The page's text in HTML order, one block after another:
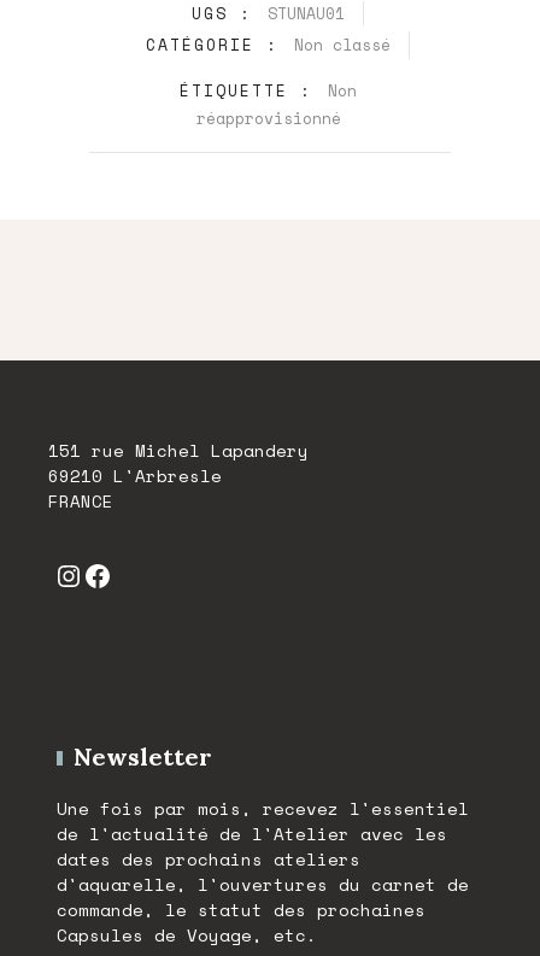
UGS :
STUNAU01
CATÉGORIE :
Non classé
ÉTIQUETTE :
Non
réapprovisionné
151 rue Michel Lapandery
69210 L'Arbresle
FRANCE
Instagram Facebook
Newsletter
Une fois par mois, recevez l'essentiel
de l'actualité de l'Atelier avec les
dates des prochains ateliers
d'aquarelle, l'ouvertures du carnet de
commande, le statut des prochaines
Capsules de Voyage, etc.